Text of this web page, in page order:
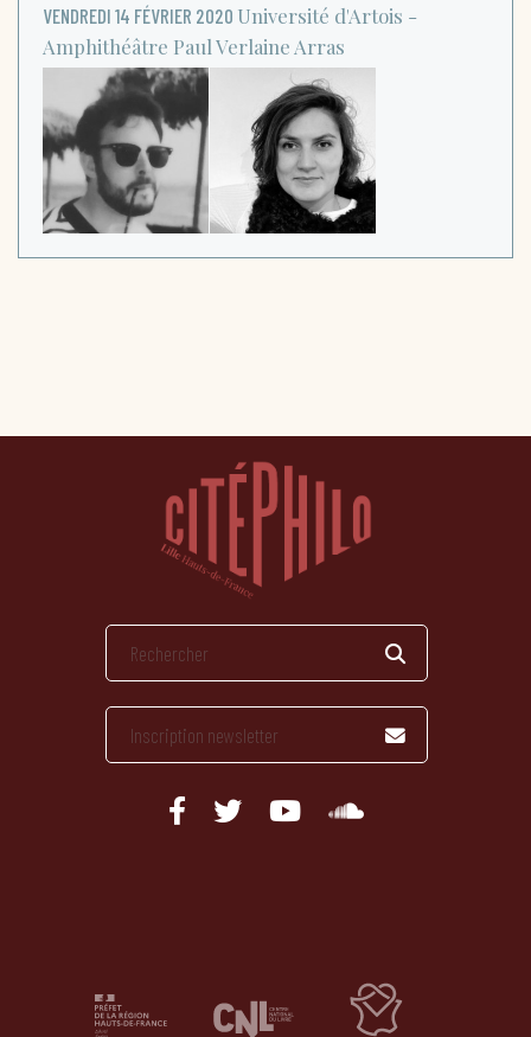
VENDREDI 14 FÉVRIER 2020 Université d'Artois -
Amphithéâtre Paul Verlaine Arras